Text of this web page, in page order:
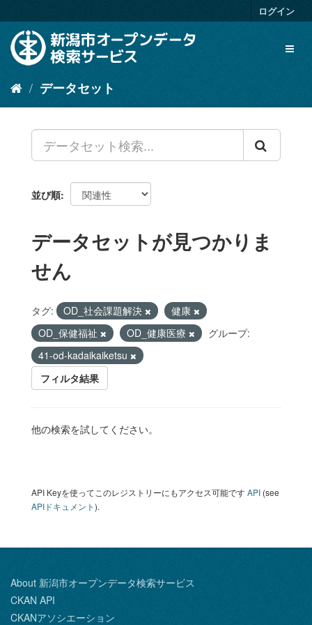
キ
容
ログイン
データセット
並び順
データセットが見つかりま
せん
タグ: OD_社会課題解決
健康
OD_保健福祉
OD_健康医療
グループ:
41-od-kadaikaiketsu
フィルタ結果
他の検索を試してください。
API Keyを使ってこのレジストリーにもアクセス可能ですAPI (see
APIドキュメント).
About 新潟市オープンデータ検索サービス
CKAN API
CKANアソシエーション